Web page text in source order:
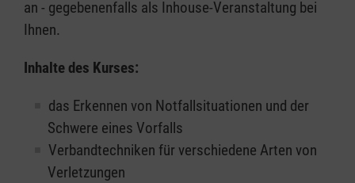
an - gegebenenfalls als Inhouse-Veranstaltung bei
Ihnen.
Inhalte des Kurses:
das Erkennen von Notfallsituationen und der
Schwere eines Vorfalls
Verbandtechniken für verschiedene Arten von
Verletzungen